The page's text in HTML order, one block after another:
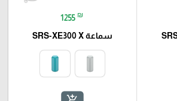
1255 ₪
سماعة SRS-XE300 X